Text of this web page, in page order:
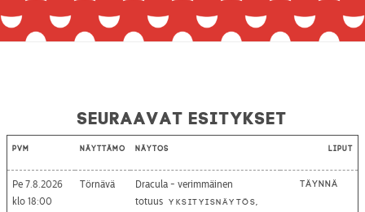
Seuraavat esitykset
Pvm Näyttämö Näytös Liput
Pe 7.8.2026
18:00
Törnävä
Dracula - verimmäinen
totuus Yksityisnäytös,
Täynnä